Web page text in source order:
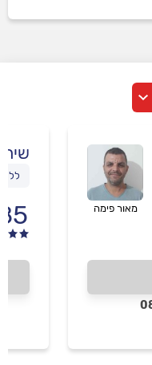
מאור פימה
ללא